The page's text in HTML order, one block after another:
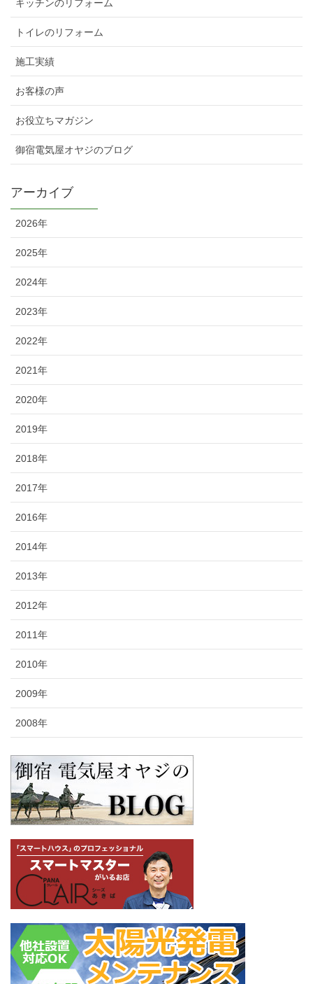
キッチンのリフォーム
トイレのリフォーム
施工実績
お客様の声
お役立ちマガジン
御宿電気屋オヤジのブログ
アーカイブ
2026年
2025年
2024年
2023年
2022年
2021年
2020年
2019年
2018年
2017年
2016年
2014年
2013年
2012年
2011年
2010年
2009年
2008年